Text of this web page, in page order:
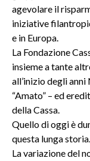
agevolare il
iniziative
e in Europa.
La Fondazione
insieme a tante
all’inizio degli
“Amato” – ed
della Cassa.
Quello di oggi è
questa lunga storia.
La variazione del